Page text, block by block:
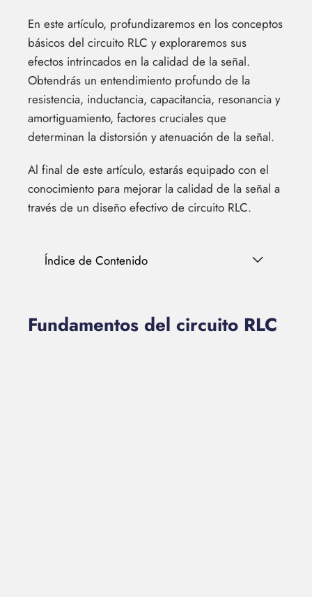
En este artículo, profundizaremos en los conceptos
básicos del circuito RLC y exploraremos sus
efectos intrincados en la calidad de la señal.
Obtendrás un entendimiento profundo de la
resistencia, inductancia, capacitancia, resonancia y
amortiguamiento, factores cruciales que
determinan la distorsión y atenuación de la señal.
Al final de este artículo, estarás equipado con el
conocimiento para mejorar la calidad de la señal a
través de un diseño efectivo de circuito RLC.
Índice de Contenido
Fundamentos del circuito RLC